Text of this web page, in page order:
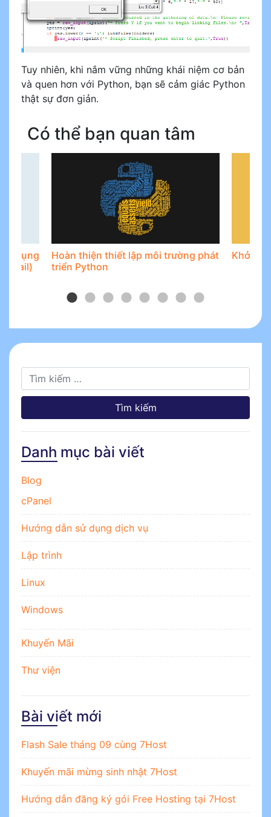
Tuy nhiên, khi nắm vững những khái niệm cơ bản
và quen hơn với Python, bạn sẽ cảm giác Python
thật sự đơn giản.
Có thể bạn quan tâm
Dụng
Hoàn thiện thiết lập môi trường phát
triển Python
Khởi
Tìm kiếm cho:
Danh mục bài viết
Blog
cPanel
Hướng dẫn sử dụng dịch vụ
Lập trình
Linux
Windows
Khuyến Mãi
Thư viện
Bài viết mới
Flash Sale tháng 09 cùng 7Host
Khuyến mãi mừng sinh nhật 7Host
Hướng dẫn đăng ký gói Free Hosting tại 7Host